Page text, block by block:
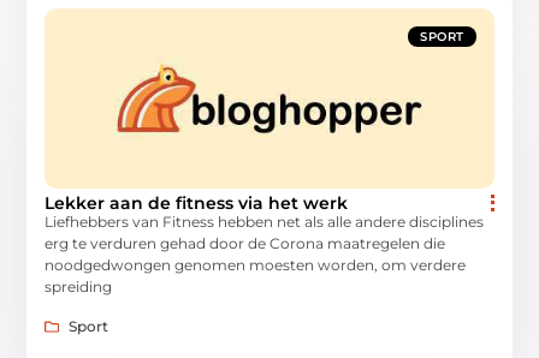
SPORT
Lekker aan de fitness via het werk
Liefhebbers van Fitness hebben net als alle andere disciplines
erg te verduren gehad door de Corona maatregelen die
noodgedwongen genomen moesten worden, om verdere
spreiding
Sport